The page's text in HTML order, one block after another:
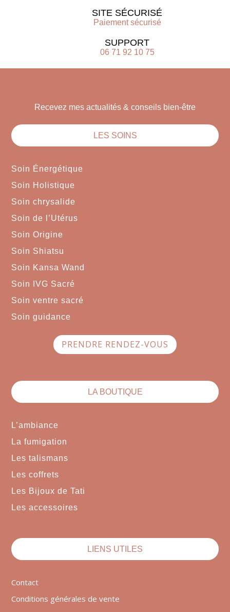
SITE SÉCURISÉ
Paiement sécurisé
SUPPORT
06 71 92 10 75
Recevez mes actualités & conseils bien-être
LES SOINS
Soin Énergétique
Soin Holistique
Soin chrysalide
Soin de l’Utérus
Soin Origine
Soin Shiatsu
Soin Kansa Wand
Soin IVG Sacré
Soin ventre sacré
Soin guidance
PRENDRE RENDEZ-VOUS
LA BOUTIQUE
L’ambiance
La fumigation
Les talismans
Les coffrets
Les Bijoux de Tati
Les accessoires
LIENS UTILES
Contact
Conditions générales de vente